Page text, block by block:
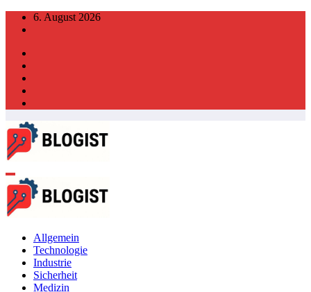
Zum
Inhalt
6. August 2026
Allgemein
Technologie
Industrie
Sicherheit
Medizin